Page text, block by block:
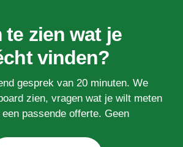
te zien wat je
vinden?
gesprek van 20 minuten. We
zien, vragen wat je wilt meten
passende offerte. Geen